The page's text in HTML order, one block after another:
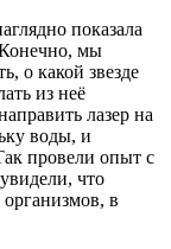
показала
мы
о какой звезде
из неё
лазер на
воды, и
провели опыт с
что
в